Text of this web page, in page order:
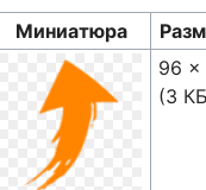
Миниатюра
96 ×
(3